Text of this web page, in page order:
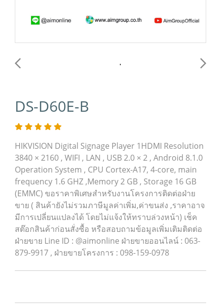
DS-D60E-B
HIKVISION Digital Signage Player 1HDMI Resolution
3840 × 2160 , WIFI , LAN , USB 2.0 × 2 , Android 8.1.0
Operation System , CPU Cortex-A17, 4-core, main
frequency 1.6 GHZ ,Memory 2 GB , Storage 16 GB
(EMMC) ขอราคาพิเศษสำหรับงานโครงการติดต่อฝ่าย
ขาย ( สินค้ายังไม่รวมภาษีมูลค่าเพิ่ม,ค่าขนส่ง ,ราคาอาจ
มีการเปลี่ยนแปลงได้ โดยไม่แจ้งให้ทราบล่วงหน้า) เช็ค
สต๊อกสินค้าก่อนสั่งซื้อ หรือสอบถามข้อมูลเพิ่มเติมติดต่อ
ฝ่ายขาย Line ID : @aimonline ฝ่ายขายออนไลน์ : 063-
879-9917 , ฝ่ายขายโครงการ : 098-159-0978